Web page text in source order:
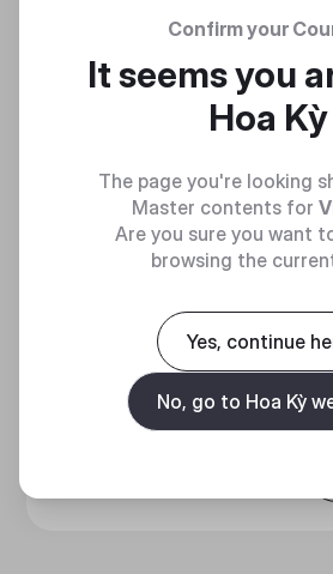
HAF 700
Confirm your
It seems you
Hoa Kỳ
The page you're looking
Master contents for
Are you sure you want
browsing the
Yes, continue
No, go to Hoa Kỳ